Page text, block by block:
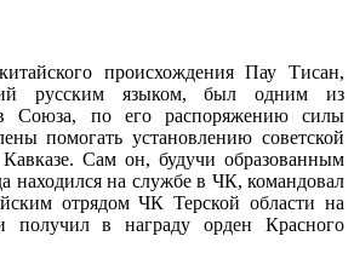
происхождения Пау Тисан,
русским языком, был одним из
Союза, по его распоряжению силы
помогать установлению советской
Сам он, будучи образованным
находился на службе в ЧК, командовал
отрядом ЧК Терской области на
получил в награду орден Красного